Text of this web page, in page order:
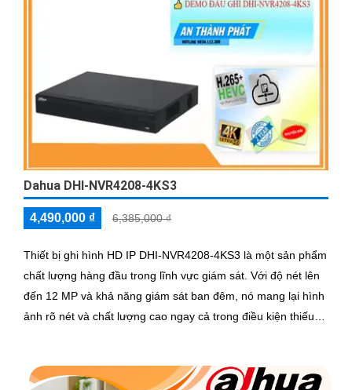
Dahua DHI-NVR4208-4KS3
4,490,000 ₫ 6,385,000 ₫
Thiết bị ghi hình HD IP DHI-NVR4208-4KS3 là một sản phẩm
chất lượng hàng đầu trong lĩnh vực giám sát. Với độ nét lên
đến 12 MP và khả năng giám sát ban đêm, nó mang lại hình
ảnh rõ nét và chất lượng cao ngay cả trong điều kiện thiếu